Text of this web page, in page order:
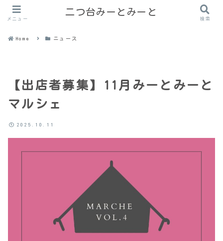
Home ニュース
【出店者募集】11月みーとみーと
マルシェ
2025.10.11
メニュー
二つ台みーとみーと
検索